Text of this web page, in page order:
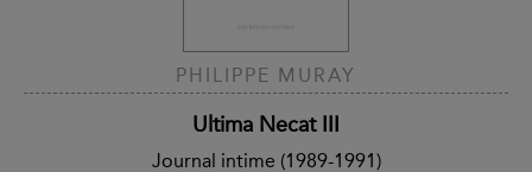
PHILIPPE MURAY
Ultima Necat III
Journal intime (1989-1991)